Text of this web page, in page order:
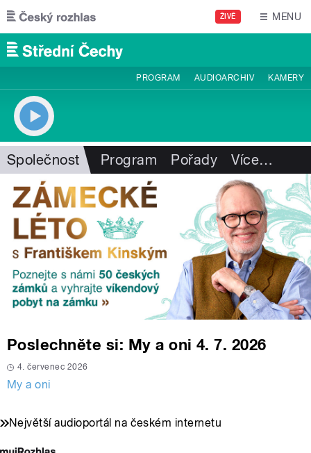
Přejít k hlavnímu obsahu
ŽIVĚ MENU
PROGRAM AUDIOARCHIV KAMERY
Společnost Program Pořady Více…
Poslechněte si: My a oni 4. 7. 2026
4. červenec 2026
My a oni
Největší audioportál na českém internetu